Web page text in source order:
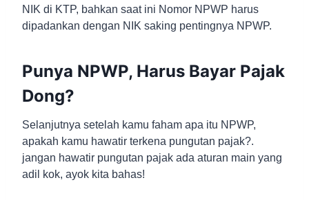
NIK di KTP, bahkan saat ini Nomor NPWP harus
dipadankan dengan NIK saking pentingnya NPWP.
Punya NPWP, Harus Bayar Pajak
Dong?
Selanjutnya setelah kamu faham apa itu NPWP,
apakah kamu hawatir terkena pungutan pajak?.
jangan hawatir pungutan pajak ada aturan main yang
adil kok, ayok kita bahas!